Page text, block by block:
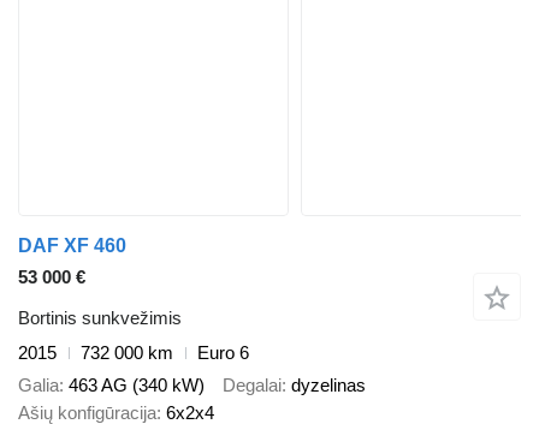
DAF XF 460
53 000 €
Bortinis sunkvežimis
2015
732 000 km
Euro 6
Galia 463 AG (340 kW) Degalai dyzelinas
Ašių konfigūracija 6x2x4